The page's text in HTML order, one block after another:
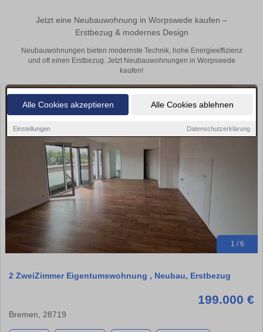
Alle Cookies akzeptieren Alle Cookies ablehnen
Einstellungen Datenschutzerklärung
Jetzt eine Neubauwohnung in Worpswede kaufen –
Erstbezug & modernes Design
Neubauwohnungen bieten modernste Technik, hohe Energieeffizienz
und oft einen Erstbezug. Jetzt Neubauwohnungen in Worpswede
kaufen!
1 / 6
2 ZweiZimmer Eigentumswohnung , Neubau, Erstbezug
199.000 €
Bremen, 28719